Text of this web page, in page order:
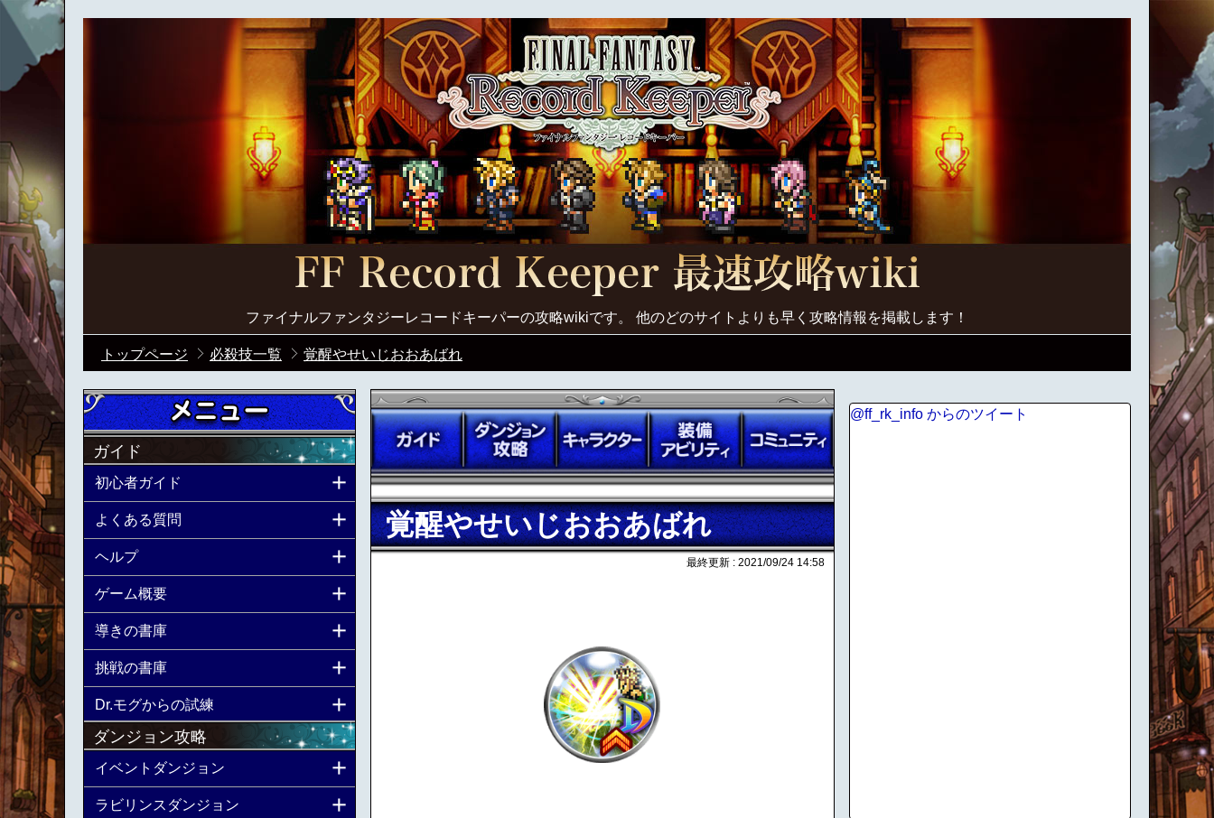
ファイナルファンタジーレコードキーパーの攻略wikiです。 他のどのサイトよりも早く攻略情報を掲載します！
トップページ 必殺技一覧 覚醒やせいじおおあばれ
覚醒やせいじおおあばれ
最終更新 : 2021/09/24 14:58
ガイド
初心者ガイド
よくある質問
ヘルプ
ゲーム概要
導きの書庫
挑戦の書庫
Dr.モグからの試練
ダンジョン攻略
イベントダンジョン
ラビリンスダンジョン
@ff_rk_info からのツイート